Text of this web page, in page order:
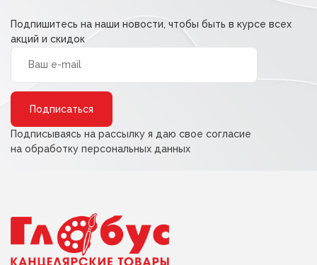
Подпишитесь на наши новости, чтобы быть в курсе всех
акций и скидок
Подписываясь на рассылку я даю свое согласие
на обработку персональных данных